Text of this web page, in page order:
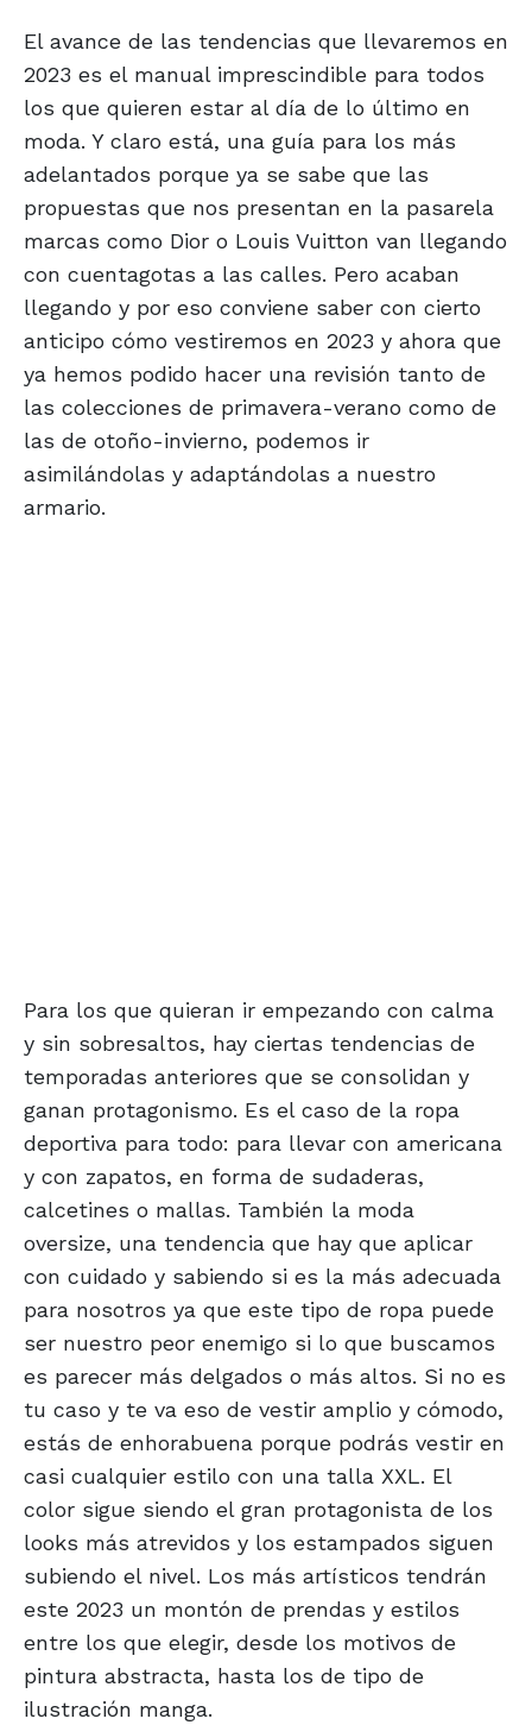
El avance de las tendencias que llevaremos en
2023 es el manual imprescindible para todos
los que quieren estar al día de lo último en
moda. Y claro está, una guía para los más
adelantados porque ya se sabe que las
propuestas que nos presentan en la pasarela
marcas como Dior o Louis Vuitton van llegando
con cuentagotas a las calles. Pero acaban
llegando y por eso conviene saber con cierto
anticipo cómo vestiremos en 2023 y ahora que
ya hemos podido hacer una revisión tanto de
las colecciones de primavera-verano como de
las de otoño-invierno, podemos ir
asimilándolas y adaptándolas a nuestro
armario.
Para los que quieran ir empezando con calma
y sin sobresaltos, hay ciertas tendencias de
temporadas anteriores que se consolidan y
ganan protagonismo. Es el caso de la ropa
deportiva para todo: para llevar con americana
y con zapatos, en forma de sudaderas,
calcetines o mallas. También la moda
oversize, una tendencia que hay que aplicar
con cuidado y sabiendo si es la más adecuada
para nosotros ya que este tipo de ropa puede
ser nuestro peor enemigo si lo que buscamos
es parecer más delgados o más altos. Si no es
tu caso y te va eso de vestir amplio y cómodo,
estás de enhorabuena porque podrás vestir en
casi cualquier estilo con una talla XXL. El
color sigue siendo el gran protagonista de los
looks más atrevidos y los estampados siguen
subiendo el nivel. Los más artísticos tendrán
este 2023 un montón de prendas y estilos
entre los que elegir, desde los motivos de
pintura abstracta, hasta los de tipo de
ilustración manga.